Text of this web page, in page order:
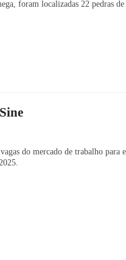
foram localizadas 22 pedras
do mercado de trabalho para